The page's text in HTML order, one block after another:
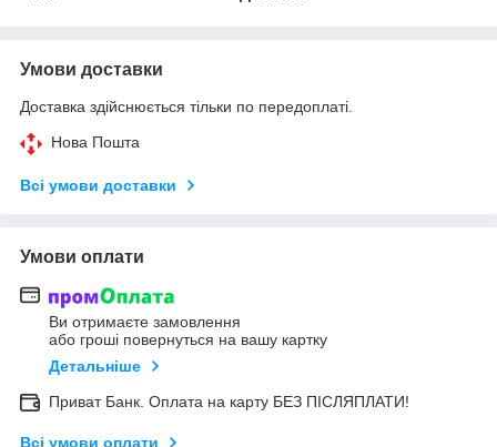
Умови доставки
Доставка здійснюється тільки по передоплаті.
Нова Пошта
Всі умови доставки
Умови оплати
Ви отримаєте замовлення
або гроші повернуться на вашу картку
Детальніше
Приват Банк. Оплата на карту БЕЗ ПІСЛЯПЛАТИ!
Всі умови оплати